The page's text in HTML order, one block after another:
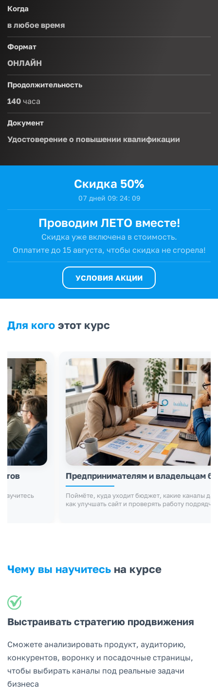
Когда
в любое время
Формат
ОНЛАЙН
Продолжительность
140 часа
Документ
Удостоверение о повышении квалификации
Скидка 50%
07 дней 09: 24: 08
Проводим ЛЕТО вместе!
Скидка уже включена в стоимость.
Оплатите до 15 августа, чтобы скидка не сгорела!
УСЛОВИЯ АКЦИИ
Для кого этот курс
Предпринимателям и владельцам бизнеса
Поймёте, куда уходит бюджет, какие каналы дают заявки,
как улучшать сайт и проверять работу подрядчиков
Чему вы научитесь на курсе
Выстраивать стратегию продвижения
Сможете анализировать продукт, аудиторию,
конкурентов, воронку и посадочные страницы,
чтобы выбирать каналы под реальные задачи
бизнеса